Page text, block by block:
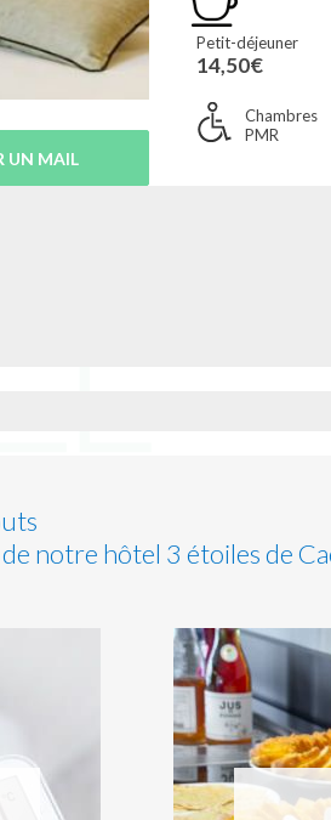
UN MAIL
Petit-déjeuner
14,50€
Chambres
PMR
de notre hôtel 3 étoiles de